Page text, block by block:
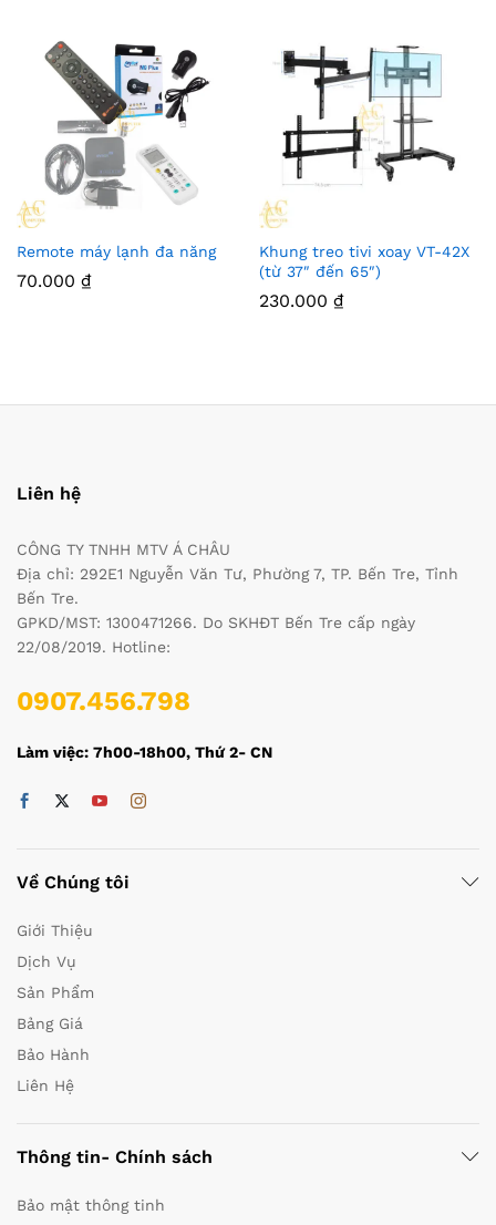
Remote máy lạnh đa năng
70.000 ₫
Khung treo tivi xoay VT-42X
(từ 37″ đến 65″)
230.000 ₫
Liên hệ
CÔNG TY TNHH MTV Á CHÂU
Địa chỉ: 292E1 Nguyễn Văn Tư, Phường 7, TP. Bến Tre, Tỉnh
Bến Tre.
GPKD/MST: 1300471266. Do SKHĐT Bến Tre cấp ngày
22/08/2019. Hotline:
0907.456.798
Làm việc: 7h00-18h00, Thứ 2- CN
Về Chúng tôi
Giới Thiệu
Dịch Vụ
Sản Phẩm
Bảng Giá
Bảo Hành
Liên Hệ
Thông tin- Chính sách
Bảo mật thông tinh